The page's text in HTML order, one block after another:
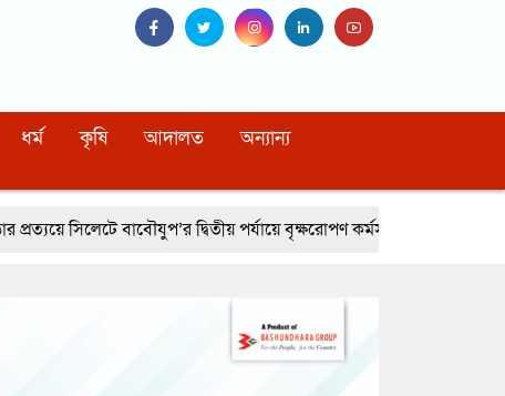
ধর্ম কৃষি আদালত অন্যান্য
দ্বিতীয় পর্যায়ে বৃক্ষরোপণ কর্মসূচি সম্পন্ন নোয়াখালীর বেগমগঞ্জে